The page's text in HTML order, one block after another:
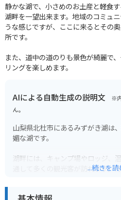
静かな湖で、小さめのお土産と軽食
湖畔を一望出来ます。地域のコミュ
うな感じですが、ここに来るとその
所です。
また、道中の道のりも景色が綺麗で
リングを楽しめます。
AIによる自動生成の説明文 ※内
ん。
山梨県北杜市にあるみずがき湖は
媚な湖です。
湖畔には、キャンプ場やロッジ、
通して多くの観光客が訪れます。
...続きを読